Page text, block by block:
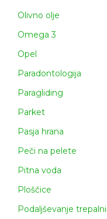
Olivno olje
Omega 3
Opel
Paradontologija
Paragliding
Parket
Pasja hrana
Peči na pelete
Pitna voda
Ploščice
Podaljševanje